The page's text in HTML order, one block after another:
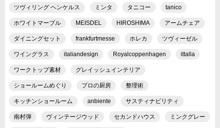
ツヴィリング ヘンケルス ミンタ タニコー tanico
ホワイトマーブル MEISDEL HIROSHIMA アームチェア
ダイニングセット frankfurtmesse ホレカ ツヴィーゼル
ワイングラス italiandesign Royalcoppenhagen ittalla
ワークトップ素材 グレイッシュインテリア
ショールームめぐり プロの厨房 整理術
キッチンショールーム anbiente サスティナビリティ
南村弾 ヴィンテージウッド セカンドハウス ミンクグレー